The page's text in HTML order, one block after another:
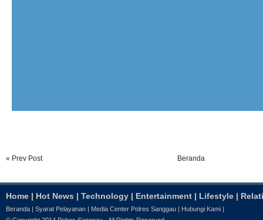
« Prev Post Beranda
Home | Hot News | Technology | Entertainment | Lifestyle |
Beranda Syarat Pelayanan Media Center Polres Sanggau Hubungi Kami